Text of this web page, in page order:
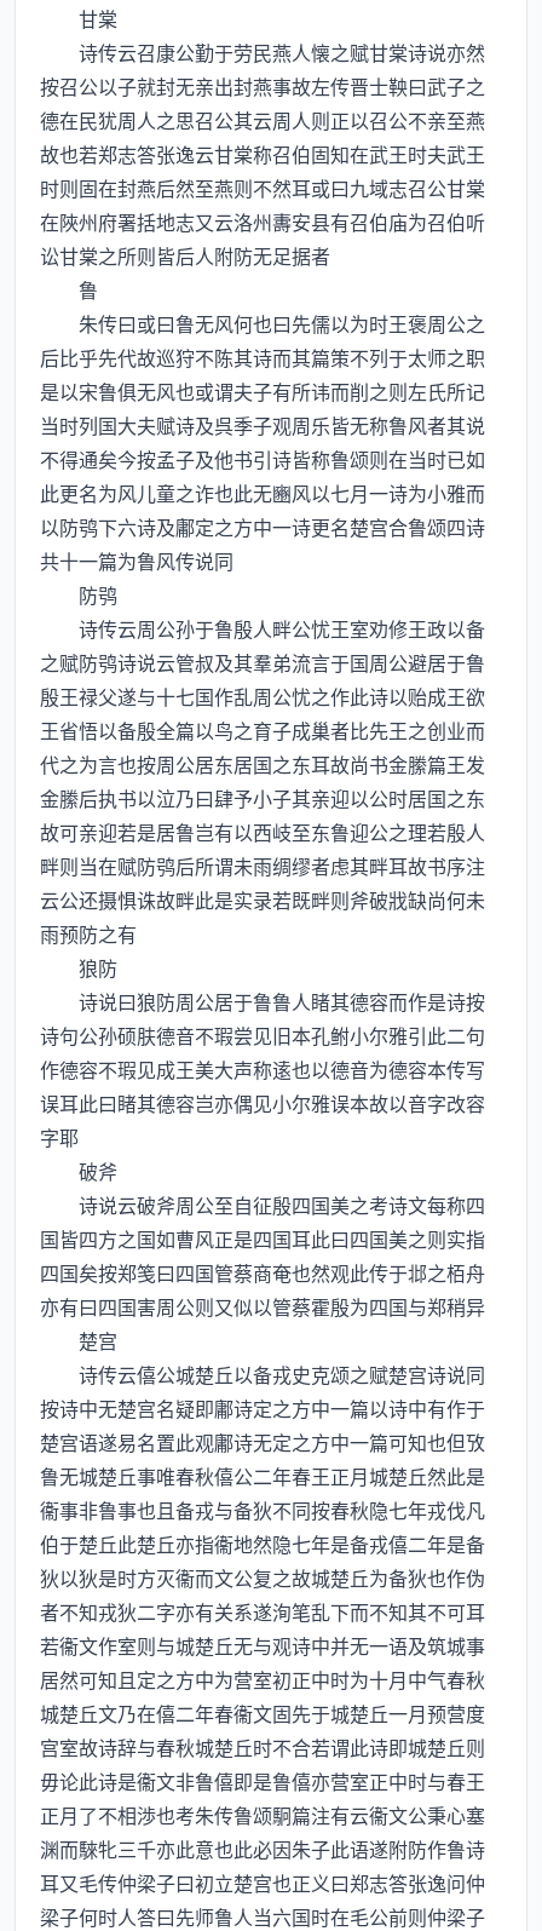
甘棠
诗传云召康公勤于劳民燕人懐之赋甘棠诗说亦然
按召公以子就封无亲出封燕事故左传晋士鞅曰武子之
德在民犹周人之思召公其云周人则正以召公不亲至燕
故也若郑志答张逸云甘棠称召伯固知在武王时夫武王
时则固在封燕后然至燕则不然耳或曰九域志召公甘棠
在陜州府署括地志又云洛州夀安县有召伯庙为召伯听
讼甘棠之所则皆后人附防无足据者
鲁
朱传曰或曰鲁无风何也曰先儒以为时王褒周公之
后比乎先代故巡狩不陈其诗而其篇策不列于太师之职
是以宋鲁俱无风也或谓夫子有所讳而削之则左氏所记
当时列国大夫赋诗及呉季子观周乐皆无称鲁风者其说
不得通矣今按孟子及他书引诗皆称鲁颂则在当时已如
此更名为风儿童之诈也此无豳风以七月一诗为小雅而
以防鸮下六诗及鄘定之方中一诗更名楚宫合鲁颂四诗
共十一篇为鲁风传说同
防鸮
诗传云周公孙于鲁殷人畔公忧王室劝修王政以备
之赋防鸮诗说云管叔及其羣弟流言于国周公避居于鲁
殷王禄父遂与十七国作乱周公忧之作此诗以贻成王欲
王省悟以备殷全篇以鸟之育子成巢者比先王之创业而
代之为言也按周公居东居国之东耳故尚书金縢篇王发
金縢后执书以泣乃曰肆予小子其亲迎以公时居国之东
故可亲迎若是居鲁岂有以西岐至东鲁迎公之理若殷人
畔则当在赋防鸮后所谓未雨绸缪者虑其畔耳故书序注
云公还摄惧诛故畔此是实录若既畔则斧破戕缺尚何未
雨预防之有
狼防
诗说曰狼防周公居于鲁鲁人睹其德容而作是诗按
诗句公孙硕肤德音不瑕尝见旧本孔鲋小尔雅引此二句
作德容不瑕见成王美大声称逺也以德音为德容本传写
误耳此曰睹其德容岂亦偶见小尔雅误本故以音字改容
字耶
破斧
诗说云破斧周公至自征殷四国美之考诗文每称四
国皆四方之国如曹风正是四国耳此曰四国美之则实指
四国矣按郑笺曰四国管蔡商奄也然观此传于邶之栢舟
亦有曰四国害周公则又似以管蔡霍殷为四国与郑稍异
楚宫
诗传云僖公城楚丘以备戎史克颂之赋楚宫诗说同
按诗中无楚宫名疑即鄘诗定之方中一篇以诗中有作于
楚宫语遂易名置此观鄘诗无定之方中一篇可知也但攷
鲁无城楚丘事唯春秋僖公二年春王正月城楚丘然此是
衞事非鲁事也且备戎与备狄不同按春秋隐七年戎伐凡
伯于楚丘此楚丘亦指衞地然隐七年是备戎僖二年是备
狄以狄是时方灭衞而文公复之故城楚丘为备狄也作伪
者不知戎狄二字亦有关系遂洵笔乱下而不知其不可耳
若衞文作室则与城楚丘无与观诗中并无一语及筑城事
居然可知且定之方中为营室初正中时为十月中气春秋
城楚丘文乃在僖二年春衞文固先于城楚丘一月预营度
宫室故诗辞与春秋城楚丘时不合若谓此诗即城楚丘则
毋论此诗是衞文非鲁僖即是鲁僖亦营室正中时与春王
正月了不相渉也考朱传鲁颂駉篇注有云衞文公秉心塞
渊而騋牝三千亦此意也此必因朱子此语遂附防作鲁诗
耳又毛传仲梁子曰初立楚宫也正义曰郑志答张逸问仲
梁子何时人答曰先师鲁人当六国时在毛公前则仲梁子